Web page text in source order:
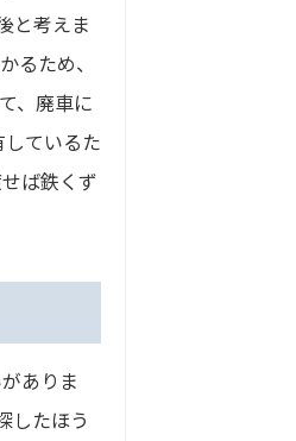
と考えま
るため、
、廃車に
ているた
ば鉄くず
ありま
したほう